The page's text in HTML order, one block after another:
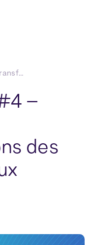
IntoTheMics #4 – Maitrisez les transformations des médias digitaux
–
des